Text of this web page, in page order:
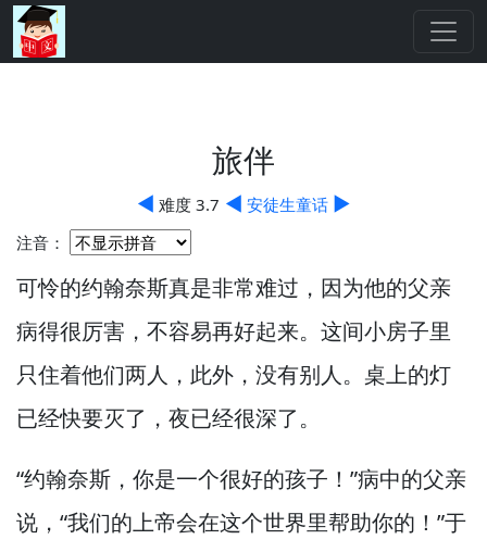
旅伴
◀ 难度 3.7 ◀ 安徒生童话 ▶
注音：
可怜的约翰奈斯真是非常难过， 因为他的父亲
病得很厉害， 不容易再好起来。 这间小房子里
只住着他们两人， 此外， 没有别人。 桌上的灯
已经快要灭了， 夜已经很深了。
“约翰奈斯， 你是一个很好的孩子！”病中的父亲
说， “我们的上帝会在这个世界里帮助你的！”于